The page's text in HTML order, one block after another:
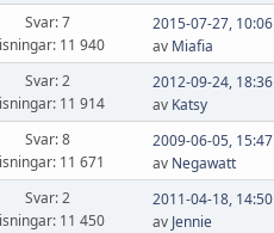
Svar: 7
11 940
2015-07-27, 10:06
av Miafia
Svar: 2
11 914
2012-09-24, 18:36
av Katsy
Svar: 8
11 671
2009-06-05, 15:47
av Negawatt
Svar: 2
11 450
2011-04-18, 14:50
av Jennie